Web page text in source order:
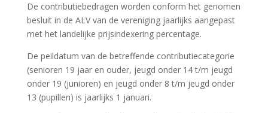
De contributiebedragen worden conform het genomen
besluit in de ALV van de vereniging jaarlijks aangepast
met het landelijke prijsindexering percentage.
De peildatum van de betreffende contributiecategorie
(senioren 19 jaar en ouder, jeugd onder 14 t/m jeugd
onder 19 (junioren) en jeugd onder 8 t/m jeugd onder
13 (pupillen) is jaarlijks 1 januari.